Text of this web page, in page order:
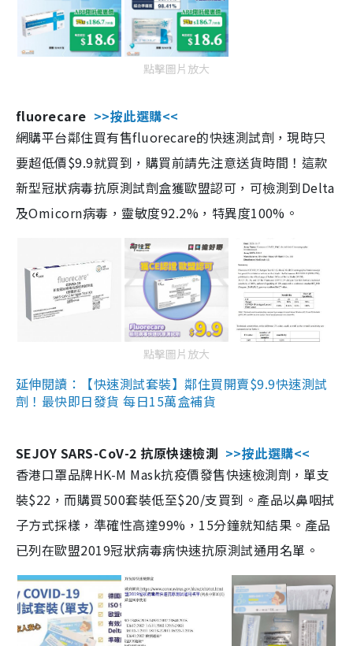
點擊圖片放大
fluorecare >>按此選購<<
網購平台鄰住買有售fluorecare的快速測試劑，現時只
要超低價$9.9就買到，購買前請先注意送貨時間！這款
新型冠狀病毒抗原測試劑盒獲歐盟認可，可檢測到Delta
及Omicorn病毒，靈敏度92.2%，特異度100%。
點擊圖片放大
延伸閱讀：【快速測試套裝】鄰住買開賣$9.9快速測試
劑！最快即日發貨 每日15萬盒補貨
SEJOY SARS-CoV-2 抗原快速檢測 >>按此選購<<
香港口罩品牌HK-M Mask抗疫價發售快速檢測劑，單支
裝$22，而購買500套裝低至$20/支買到。產品以鼻咽拭
子方式採樣，準確性高達99%，15分鐘就知結果。產品
已列在歐盟2019冠狀病毒病快速抗原測試通用名單。